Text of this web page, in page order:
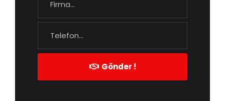
Gönder !